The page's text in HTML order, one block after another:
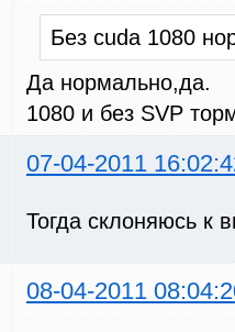
Без cuda 1080
Да нормально,да.
1080 и без SVP
07-04-2011
Тогда склоняюсь к
08-04-2011